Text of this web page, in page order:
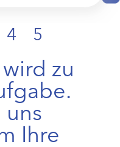
4 5
zu
uns
Ihre